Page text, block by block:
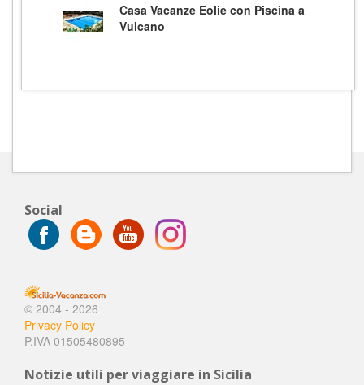
Casa Vacanze Eolie con Piscina a
Vulcano
Social
© 2004 - 2026
Privacy Policy
P.IVA 01505480895
Notizie utili per viaggiare in Sicilia